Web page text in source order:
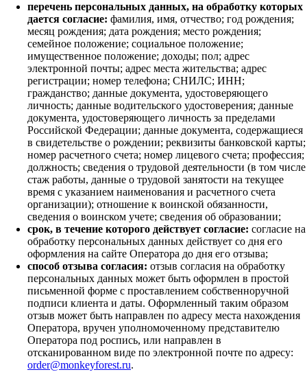
перечень персональных данных, на обработку которых
дается согласие: фамилия, имя, отчество; год рождения;
месяц рождения; дата рождения; место рождения;
семейное положение; социальное положение;
имущественное положение; доходы; пол; адрес
электронной почты; адрес места жительства; адрес
регистрации; номер телефона; СНИЛС; ИНН;
гражданство; данные документа, удостоверяющего
личность; данные водительского удостоверения; данные
документа, удостоверяющего личность за пределами
Российской Федерации; данные документа, содержащиеся
в свидетельстве о рождении; реквизиты банковской карты;
номер расчетного счета; номер лицевого счета; профессия;
должность; сведения о трудовой деятельности (в том числе
стаж работы, данные о трудовой занятости на текущее
время с указанием наименования и расчетного счета
организации); отношение к воинской обязанности,
сведения о воинском учете; сведения об образовании;
срок, в течение которого действует согласие: согласие на
обработку персональных данных действует со дня его
оформления на сайте Оператора до дня его отзыва;
способ отзыва согласия: отзыв согласия на обработку
персональных данных может быть оформлен в простой
письменной форме с проставлением собственноручной
подписи клиента и даты. Оформленный таким образом
отзыв может быть направлен по адресу места нахождения
Оператора, вручен уполномоченному представителю
Оператора под роспись, или направлен в
отсканированном виде по электронной почте по адресу:
order@monkeyforest.ru.